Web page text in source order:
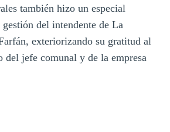
también hizo un especial
del intendente de La
exteriorizando su gratitud al
del jefe comunal y de la empresa